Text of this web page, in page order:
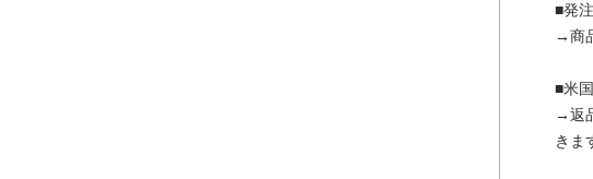
■発
→商
■米
→返
きま